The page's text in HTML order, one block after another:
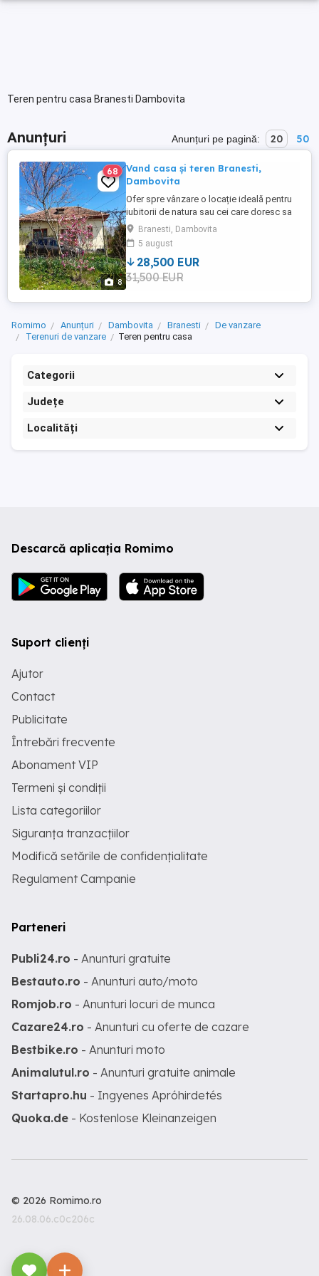
Teren pentru casa Branesti Dambovita
Anunțuri Anunțuri pe pagină: 20 50
8
68
Vand casa și teren Branesti,
Dambovita
Ofer spre vânzare o locație ideală pentru
iubitorii de natura sau cei care doresc sa
scape de agitația orașului și sa se bucure
de liniștea oferită de livada de 3000mp cu
pomi fructiferi + casa cu teren (146mp).
TEREN extravilan(3000mp), foarte
aproape de curte + CASA și TEREN
Branesti, Dambovita
5 august
28,500 EUR
31,500 EUR
Romimo Anunțuri Dambovita Branesti
De vanzare
Terenuri de vanzare
Teren pentru casa
Categorii
Județe
Localități
Descarcă aplicația Romimo
Suport clienți
Ajutor
Contact
Publicitate
Întrebări frecvente
Abonament VIP
Termeni și condiții
Lista categoriilor
Siguranța tranzacțiilor
Modifică setările de confidențialitate
Regulament Campanie
Parteneri
Publi24.ro - Anunturi gratuite
Bestauto.ro - Anunturi auto/moto
Romjob.ro - Anunturi locuri de munca
Cazare24.ro - Anunturi cu oferte de cazare
Bestbike.ro - Anunturi moto
Animalutul.ro - Anunturi gratuite animale
Startapro.hu - Ingyenes Apróhirdetés
Quoka.de - Kostenlose Kleinanzeigen
© 2026 Romimo.ro
26.08.06.c0c206c